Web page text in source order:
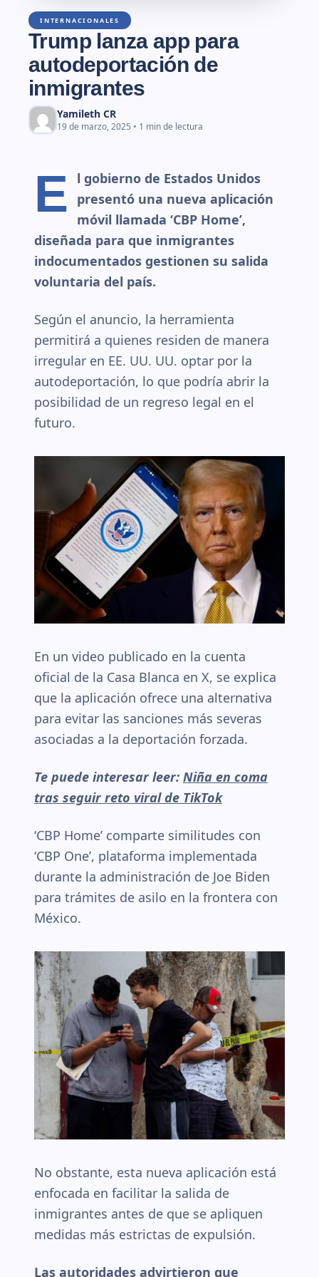
INTERNACIONALES
Trump lanza app para
autodeportación de
inmigrantes
Yamileth CR
19 de marzo, 2025 • 1 min de lectura
E
l gobierno de Estados Unidos
presentó una nueva aplicación
móvil llamada ‘CBP Home’,
diseñada para que inmigrantes
indocumentados gestionen su salida
voluntaria del país.
Según el anuncio, la herramienta
permitirá a quienes residen de manera
irregular en EE. UU. UU. optar por la
autodeportación, lo que podría abrir la
posibilidad de un regreso legal en el
futuro.
En un video publicado en la cuenta
oficial de la Casa Blanca en X, se explica
que la aplicación ofrece una alternativa
para evitar las sanciones más severas
asociadas a la deportación forzada.
Te puede interesar leer: Niña en coma
tras seguir reto viral de TikTok
‘CBP Home’ comparte similitudes con
‘CBP One’, plataforma implementada
durante la administración de Joe Biden
para trámites de asilo en la frontera con
México.
No obstante, esta nueva aplicación está
enfocada en facilitar la salida de
inmigrantes antes de que se apliquen
medidas más estrictas de expulsión.
Las autoridades advirtieron que